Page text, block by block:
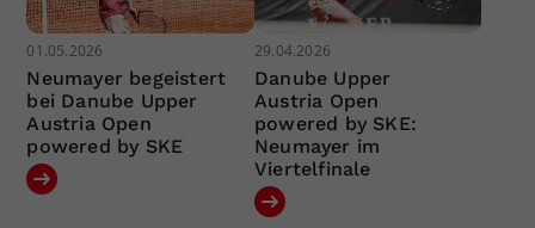
01.05.2026
Neumayer begeistert
bei Danube Upper
Austria Open
powered by SKE
29.04.2026
Danube Upper
Austria Open
powered by SKE:
Neumayer im
Viertelfinale